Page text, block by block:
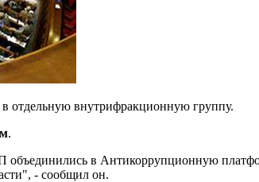
отдельную внутрифракционную группу.
.
в Антикоррупционную
- сообщил он.